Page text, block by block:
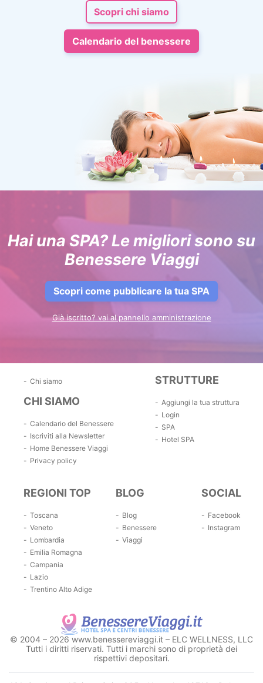
Scopri chi siamo
Calendario del benessere
Hai una SPA? Le migliori sono su
Benessere Viaggi
Scopri come pubblicare la tua SPA
Già iscritto? vai al pannello amministrazione
Chi siamo
CHI SIAMO
Calendario del Benessere
Iscriviti alla Newsletter
Home Benessere Viaggi
Privacy policy
STRUTTURE
Aggiungi la tua struttura
Login
SPA
Hotel SPA
REGIONI TOP
Toscana
Veneto
Lombardia
Emilia Romagna
Campania
Lazio
Trentino Alto Adige
BLOG
Blog
Benessere
Viaggi
SOCIAL
Facebook
Instagram
© 2004 – 2026 www.benessereviaggi.it – ELC WELLNESS, LLC
Tutti i diritti riservati. Tutti i marchi sono di proprietà dei
rispettivi depositari.